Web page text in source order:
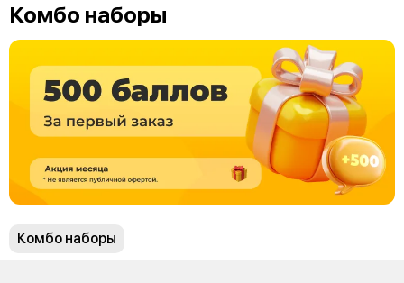
Комбо наборы
Комбо наборы